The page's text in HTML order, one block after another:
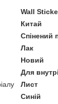
Wall
Китай
Спінений
Лак
Новий
Для
Лист
Синій